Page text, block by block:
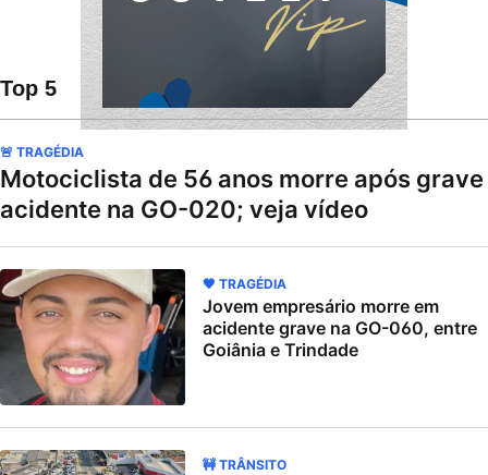
Top 5
🚨 TRAGÉDIA
Motociclista de 56 anos morre após grave
acidente na GO-020; veja vídeo
🖤 TRAGÉDIA
Jovem empresário morre em
acidente grave na GO-060, entre
Goiânia e Trindade
🚧 TRÂNSITO